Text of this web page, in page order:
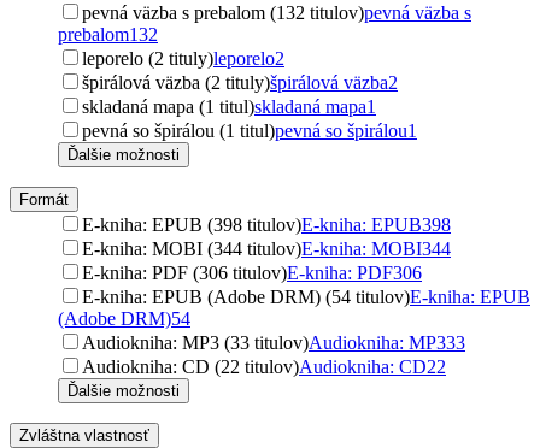
pevná väzba s prebalom (132 titulov)pevná väzba s
prebalom132
leporelo (2 tituly)leporelo2
špirálová väzba (2 tituly)špirálová väzba2
skladaná mapa (1 titul)skladaná mapa1
pevná so špirálou (1 titul)pevná so špirálou1
Ďalšie možnosti
Formát
E-kniha: EPUB (398 titulov)E-kniha: EPUB398
E-kniha: MOBI (344 titulov)E-kniha: MOBI344
E-kniha: PDF (306 titulov)E-kniha: PDF306
E-kniha: EPUB (Adobe DRM) (54 titulov)E-kniha: EPUB
(Adobe DRM)54
Audiokniha: MP3 (33 titulov)Audiokniha: MP333
Audiokniha: CD (22 titulov)Audiokniha: CD22
Ďalšie možnosti
Zvláštna vlastnosť